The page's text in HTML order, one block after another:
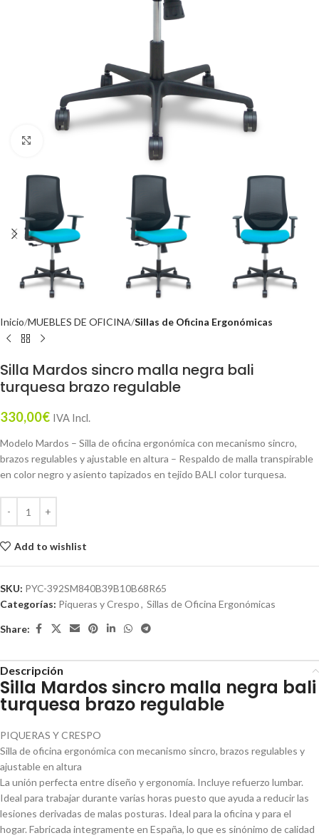
Inicio MUEBLES DE OFICINA Sillas de Oficina Ergonómicas
Silla Mardos sincro malla negra bali
turquesa brazo regulable
330,00€ IVA Incl.
Modelo Mardos – Silla de oficina ergonómica con mecanismo sincro,
brazos regulables y ajustable en altura – Respaldo de malla transpirable
en color negro y asiento tapizados en tejido BALI color turquesa.
Add to wishlist
SKU: PYC-392SM840B39B10B68R65
Categorías: Piqueras y Crespo, Sillas de Oficina Ergonómicas
Share:
Descripción
Silla Mardos sincro malla negra bali
turquesa brazo regulable
PIQUERAS Y CRESPO
Silla de oficina ergonómica con mecanismo sincro, brazos regulables y
ajustable en altura
La unión perfecta entre diseño y ergonomía. Incluye refuerzo lumbar.
Ideal para trabajar durante varias horas puesto que ayuda a reducir las
lesiones derivadas de malas posturas. Ideal para la oficina y para el
hogar. Fabricada integramente en España, lo que es sinónimo de calidad